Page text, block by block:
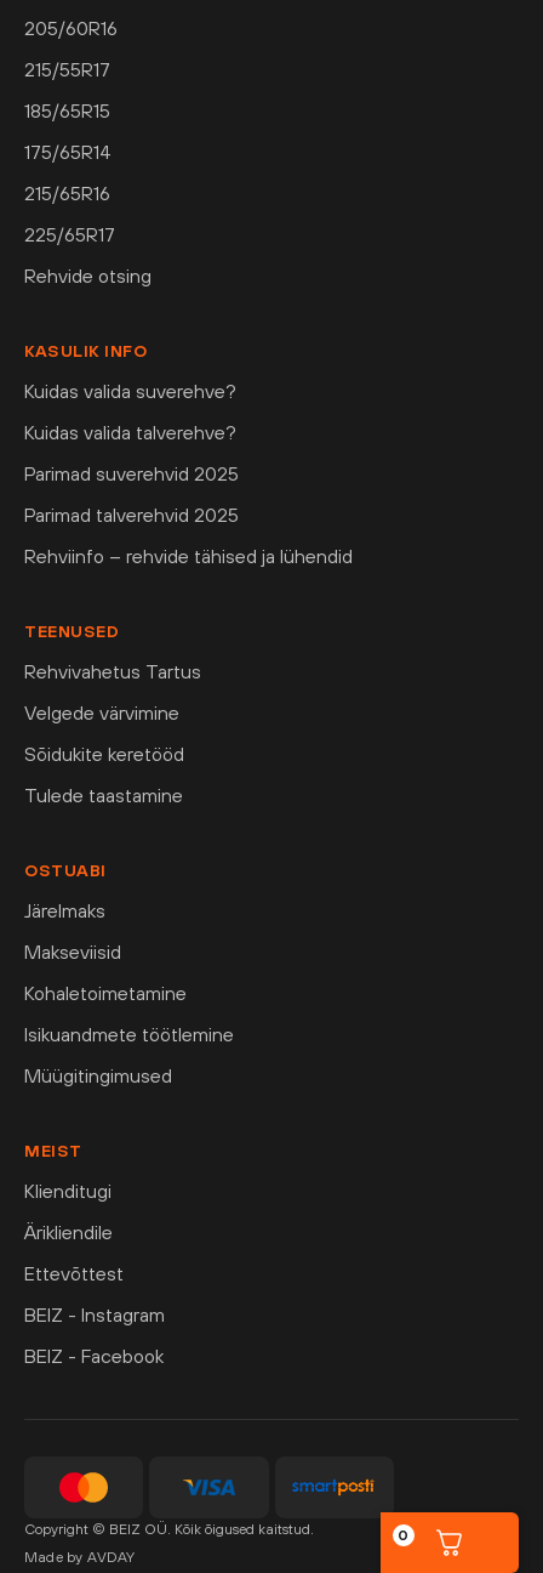
205/60R16
215/55R17
185/65R15
175/65R14
215/65R16
225/65R17
Rehvide otsing
KASULIK INFO
Kuidas valida suverehve?
Kuidas valida talverehve?
Parimad suverehvid 2025
Parimad talverehvid 2025
Rehviinfo – rehvide tähised ja lühendid
TEENUSED
Rehvivahetus Tartus
Velgede värvimine
Sõidukite keretööd
Tulede taastamine
OSTUABI
Järelmaks
Makseviisid
Kohaletoimetamine
Isikuandmete töötlemine
Müügitingimused
MEIST
Klienditugi
Ärikliendile
Ettevõttest
BEIZ - Instagram
BEIZ - Facebook
Copyright © BEIZ OÜ. Kõik õigused kaitstud.
Made by AVDAY
0